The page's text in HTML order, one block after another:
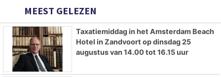
MEEST GELEZEN
Taxatiemiddag in het Amsterdam Beach
Hotel in Zandvoort op dinsdag 25
augustus van 14.00 tot 16.15 uur